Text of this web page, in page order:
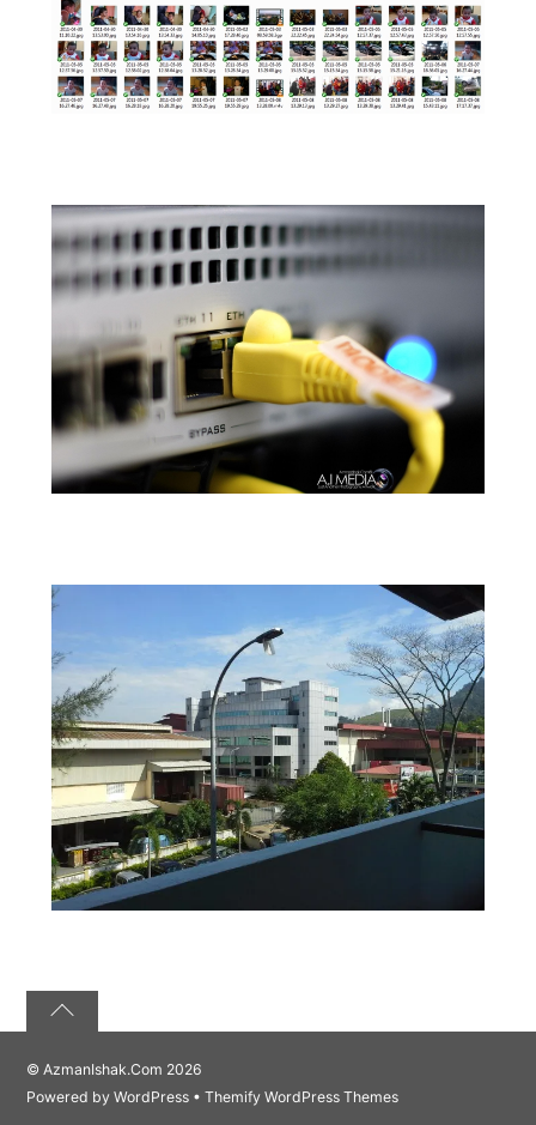
©AzmanIshak.Com 2026
Powered byWordPress •Themify WordPress Themes